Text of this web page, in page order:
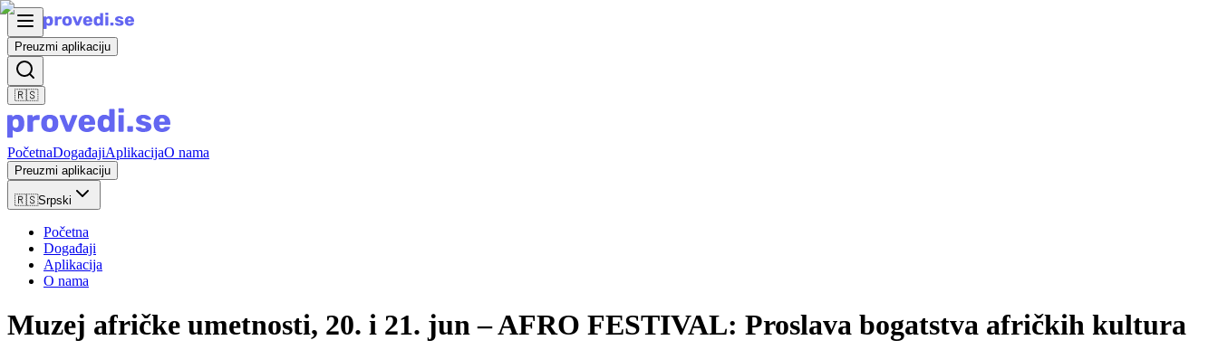
Preuzmi aplikaciju
🇷🇸
PočetnaDogađajiAplikacijaO nama
Preuzmi aplikaciju
🇷🇸Srpski
Početna
Događaji
Aplikacija
O nama
Muzej afričke umetnosti, 20. i 21. jun – AFRO FESTIVAL: Proslava bogatstva afričkih kultura